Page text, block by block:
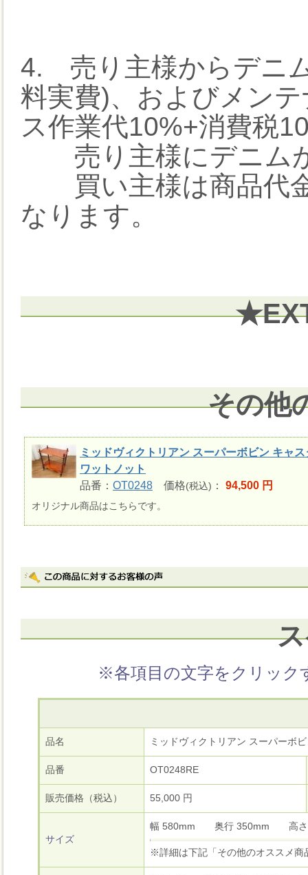
4. 売り主様からデニ
料実費)、およびメン
ス作業代10%+消費税
売り主様にデニム
買い主様は商品代金
なります。
その他
ミッドヴィクトリアン スーパーボビン キャス
ワットノット
品番： OT0248 価格(税込) ： 94,500 円
オリジナル商品はこちらです。
※各項目の文字をクリック
品名 ミッドヴィクトリアン スーパーボ
品番 OT0248RE
販売価格（税込） 55,000 円
サイズ
幅 580mm 奥行 350mm 高
※詳細は下記「その他のオススメ商